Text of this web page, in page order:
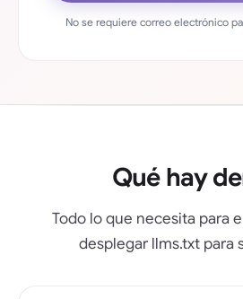
No se requiere correo electrónico
Qué hay
Todo lo que necesita para
desplegar llms.txt para